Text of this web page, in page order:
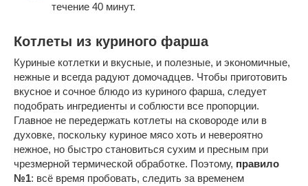
течение 40 минут.
Котлеты из куриного фарша
Куриные котлетки и вкусные, и полезные, и экономичные,
нежные и всегда радуют домочадцев. Чтобы приготовить
вкусное и сочное блюдо из куриного фарша, следует
подобрать ингредиенты и соблюсти все пропорции.
Главное не передержать котлеты на сковороде или в
духовке, поскольку куриное мясо хоть и невероятно
нежное, но быстро становиться сухим и пресным при
чрезмерной термической обработке. Поэтому, правило
№1: всё время пробовать, следить за временем